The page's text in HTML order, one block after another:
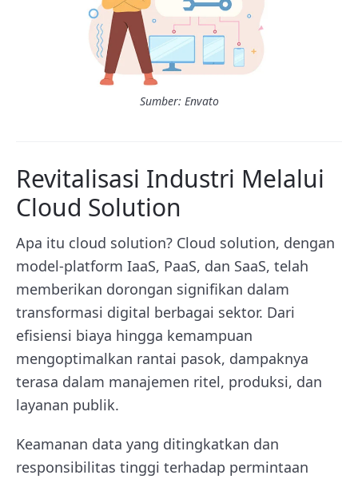
Sumber: Envato
Revitalisasi Industri Melalui
Cloud Solution
Apa itu cloud solution? Cloud solution, dengan
model-platform IaaS, PaaS, dan SaaS, telah
memberikan dorongan signifikan dalam
transformasi digital berbagai sektor. Dari
efisiensi biaya hingga kemampuan
mengoptimalkan rantai pasok, dampaknya
terasa dalam manajemen ritel, produksi, dan
layanan publik.
Keamanan data yang ditingkatkan dan
responsibilitas tinggi terhadap permintaan